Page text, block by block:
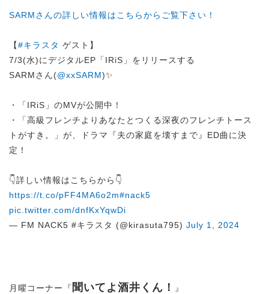
SARMさんの詳しい情報はこちらからご覧下さい！
【#キラスタ ゲスト】
7/3(水)にデジタルEP「IRiS」をリリースする
SARMさん(@xxSARM)✨
・「IRiS」のMVが公開中！
・「高級フレンチよりあなたとつくる深夜のフレンチトース
トがすき。」が、ドラマ『夫の家庭を壊すまで』ED曲に決
定！
👇詳しい情報はこちらから👇
https://t.co/pFF4MA6o2m#nack5
pic.twitter.com/dnfKxYqwDi
— FM NACK5 #キラスタ (@kirasuta795) July 1, 2024
月曜コーナー『 聞いてよ酒井くん！ 』